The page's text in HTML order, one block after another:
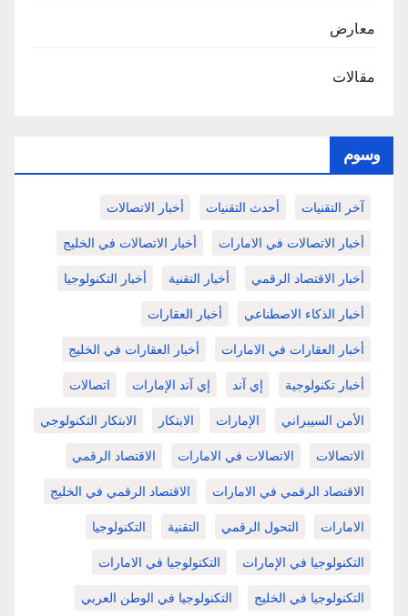
معارض
مقالات
وسوم
آخر التقنيات أحدث التقنيات أخبار الاتصالات
أخبار الاتصالات في الامارات أخبار الاتصالات في الخليج
أخبار الاقتصاد الرقمي أخبار التقنية أخبار التكنولوجيا
أخبار الذكاء الاصطناعي أخبار العقارات
أخبار العقارات في الامارات أخبار العقارات في الخليج
أخبار تكنولوجية إي آند إي آند الإمارات اتصالات
الأمن السيبراني الإمارات الابتكار الابتكار التكنولوجي
الاتصالات الاتصالات في الامارات الاقتصاد الرقمي
الاقتصاد الرقمي في الامارات الاقتصاد الرقمي في الخليج
الامارات التحول الرقمي التقنية التكنولوجيا
التكنولوجيا في الإمارات التكنولوجيا في الامارات
التكنولوجيا في الخليج التكنولوجيا في الوطن العربي